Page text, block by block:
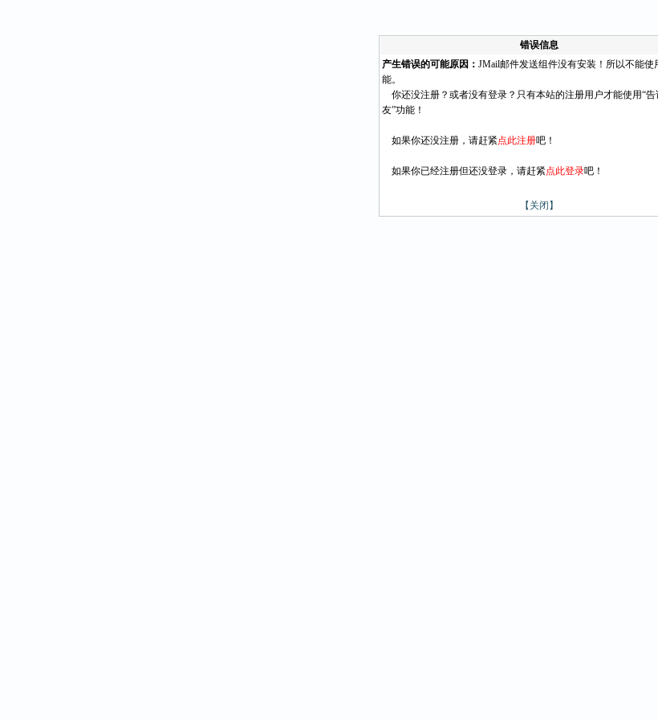
错误信息
产生错误的可能原因： JMail邮件发送组件没有安装！所以不能使
能。
你还没注册？或者没有登录？只有本站的注册用户才能使用“告
友”功能！
如果你还没注册，请赶紧点此注册吧！
如果你已经注册但还没登录，请赶紧点此登录吧！
【关闭】